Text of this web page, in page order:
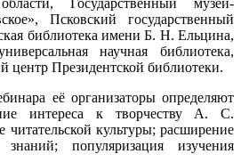
Псковский государственный
библиотека имени Б. Н. Ельцина,
научная библиотека,
центр Президентской библиотеки.
её организаторы определяют
интереса к творчеству А. С.
культуры; расширение
знаний; популяризация изучения